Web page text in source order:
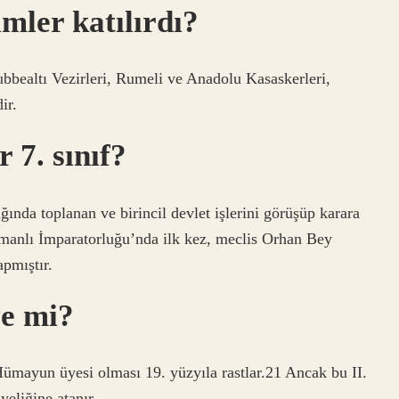
katılırdı?
Vezirleri, Rumeli ve Anadolu Kasaskerleri,
sınıf?
toplanan ve birincil devlet işlerini görüşüp karara
İmparatorluğu’nda ilk kez, meclis Orhan Bey
mi?
üyesi olması 19. yüzyıla rastlar.21 Ancak bu II.